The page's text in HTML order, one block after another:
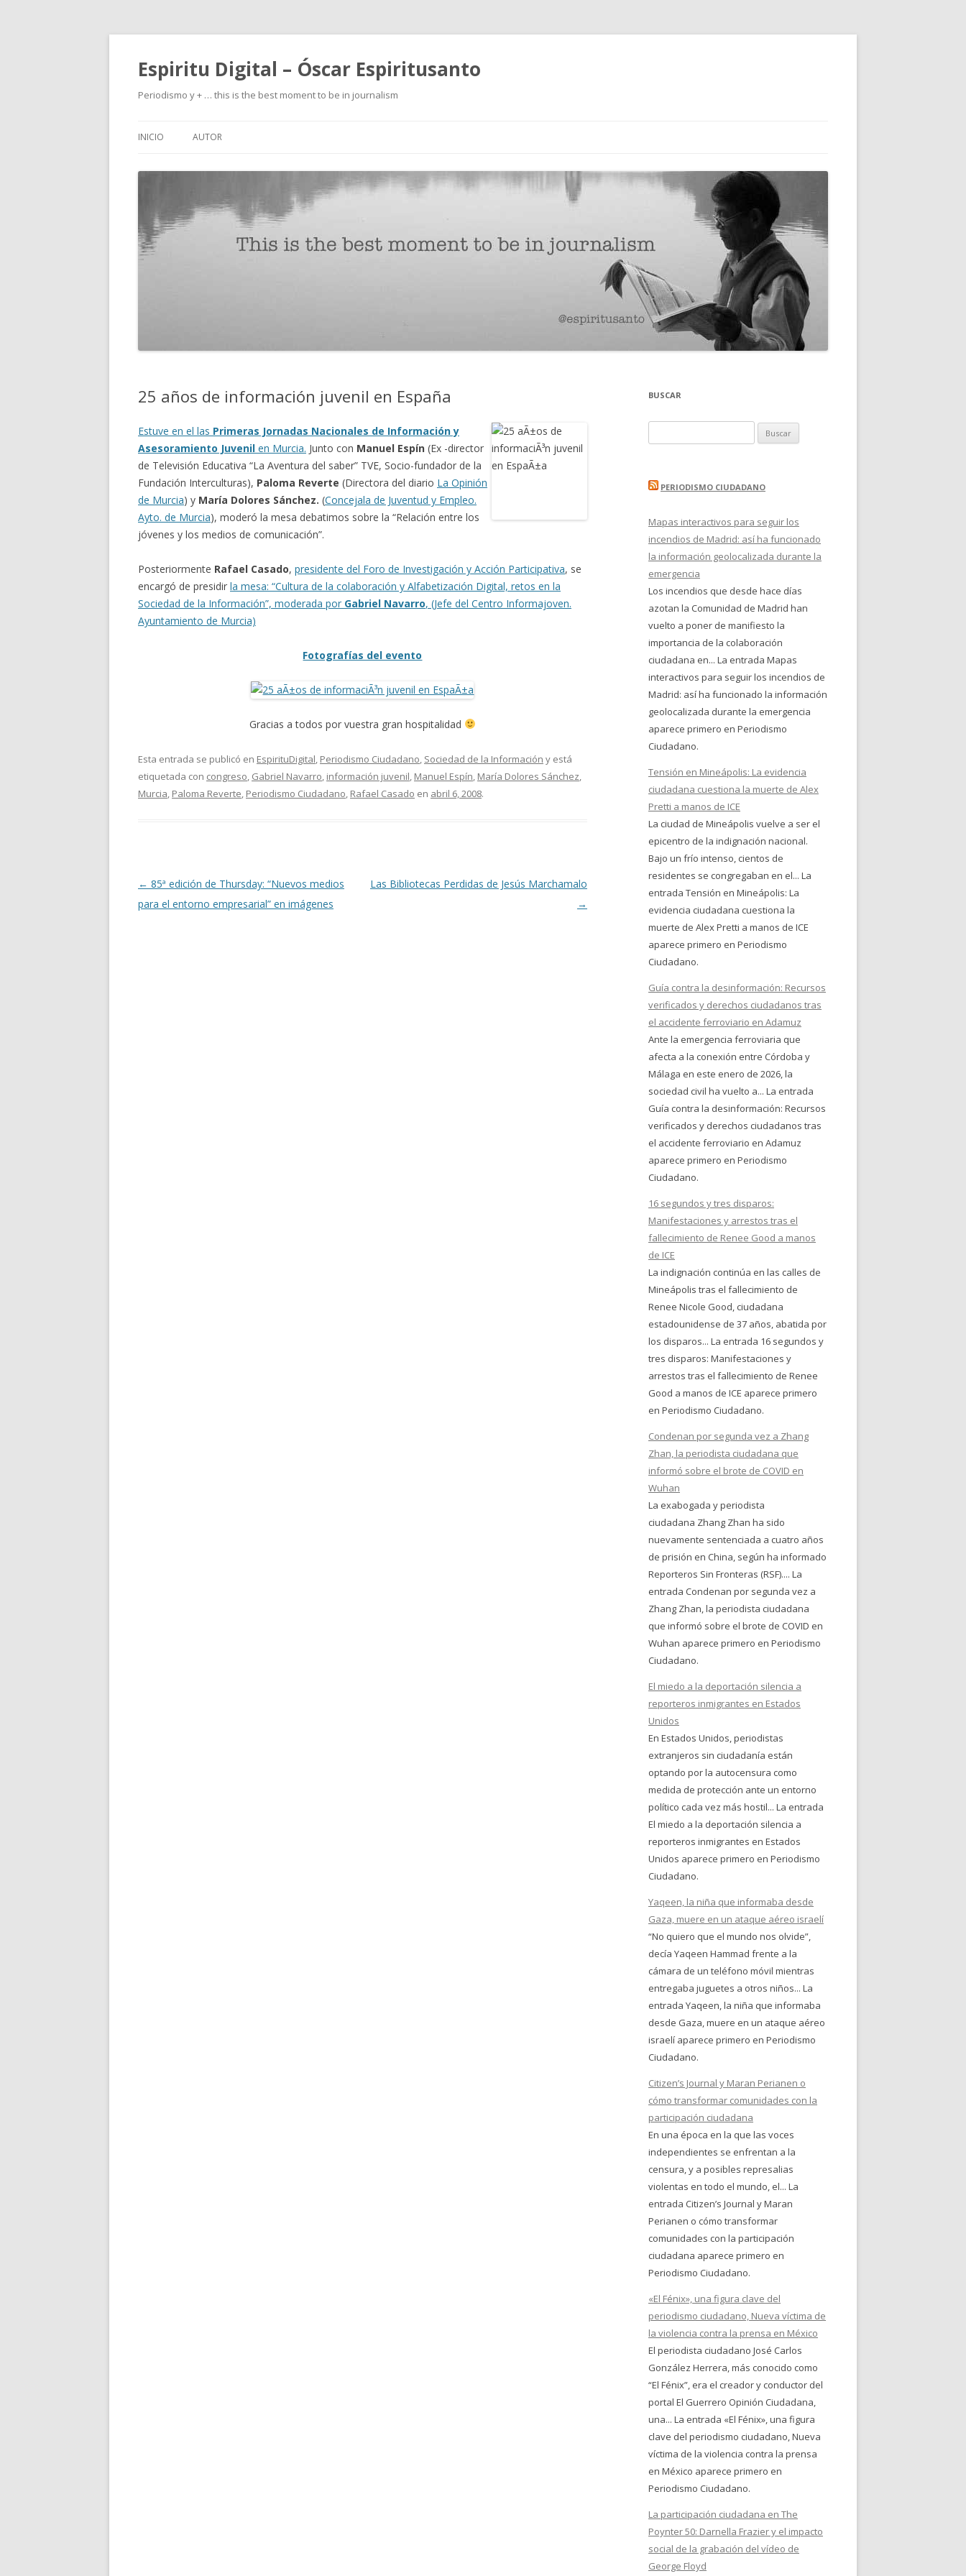
Espiritu Digital – Óscar Espiritusanto
Periodismo y + … this is the best moment to be in journalism
INICIO AUTOR
25 años de información juvenil en España
Estuve en el las Primeras Jornadas Nacionales de Información y
Asesoramiento Juvenil en Murcia. Junto con Manuel Espín (Ex -director
de Televisión Educativa “La Aventura del saber” TVE, Socio-fundador de la
Fundación Interculturas), Paloma Reverte (Directora del diario La Opinión
de Murcia) y María Dolores Sánchez. (Concejala de Juventud y Empleo.
Ayto. de Murcia), moderó la mesa debatimos sobre la “Relación entre los
jóvenes y los medios de comunicación”.
Posteriormente Rafael Casado, presidente del Foro de Investigación y Acción Participativa, se
encargó de presidir la mesa: “Cultura de la colaboración y Alfabetización Digital, retos en la
Sociedad de la Información”, moderada por Gabriel Navarro, (Jefe del Centro Informajoven.
Ayuntamiento de Murcia)
Fotografías del evento
Gracias a todos por vuestra gran hospitalidad
Esta entrada se publicó en EspirituDigital, Periodismo Ciudadano, Sociedad de la Información y está
etiquetada con congreso, Gabriel Navarro, información juvenil, Manuel Espín, María Dolores Sánchez,
Murcia, Paloma Reverte, Periodismo Ciudadano, Rafael Casado en abril 6, 2008.
Navegación
de
← 85ª edición de Thursday: “Nuevos medios
para el entorno empresarial” en imágenes
Las Bibliotecas Perdidas de Jesús Marchamalo
→
BUSCAR
PERIODISMO CIUDADANO
Mapas interactivos para seguir los
incendios de Madrid: así ha funcionado
la información geolocalizada durante la
emergencia
Los incendios que desde hace días
azotan la Comunidad de Madrid han
vuelto a poner de manifiesto la
importancia de la colaboración
ciudadana en... La entrada Mapas
interactivos para seguir los incendios de
Madrid: así ha funcionado la información
geolocalizada durante la emergencia
aparece primero en Periodismo
Ciudadano.
Tensión en Mineápolis: La evidencia
ciudadana cuestiona la muerte de Alex
Pretti a manos de ICE
La ciudad de Mineápolis vuelve a ser el
epicentro de la indignación nacional.
Bajo un frío intenso, cientos de
residentes se congregaban en el... La
entrada Tensión en Mineápolis: La
evidencia ciudadana cuestiona la
muerte de Alex Pretti a manos de ICE
aparece primero en Periodismo
Ciudadano.
Guía contra la desinformación: Recursos
verificados y derechos ciudadanos tras
el accidente ferroviario en Adamuz
Ante la emergencia ferroviaria que
afecta a la conexión entre Córdoba y
Málaga en este enero de 2026, la
sociedad civil ha vuelto a... La entrada
Guía contra la desinformación: Recursos
verificados y derechos ciudadanos tras
el accidente ferroviario en Adamuz
aparece primero en Periodismo
Ciudadano.
16 segundos y tres disparos:
Manifestaciones y arrestos tras el
fallecimiento de Renee Good a manos
de ICE
La indignación continúa en las calles de
Mineápolis tras el fallecimiento de
Renee Nicole Good, ciudadana
estadounidense de 37 años, abatida por
los disparos... La entrada 16 segundos y
tres disparos: Manifestaciones y
arrestos tras el fallecimiento de Renee
Good a manos de ICE aparece primero
en Periodismo Ciudadano.
Condenan por segunda vez a Zhang
Zhan, la periodista ciudadana que
informó sobre el brote de COVID en
Wuhan
La exabogada y periodista
ciudadana Zhang Zhan ha sido
nuevamente sentenciada a cuatro años
de prisión en China, según ha informado
Reporteros Sin Fronteras (RSF).... La
entrada Condenan por segunda vez a
Zhang Zhan, la periodista ciudadana
que informó sobre el brote de COVID en
Wuhan aparece primero en Periodismo
Ciudadano.
El miedo a la deportación silencia a
reporteros inmigrantes en Estados
Unidos
En Estados Unidos, periodistas
extranjeros sin ciudadanía están
optando por la autocensura como
medida de protección ante un entorno
político cada vez más hostil... La entrada
El miedo a la deportación silencia a
reporteros inmigrantes en Estados
Unidos aparece primero en Periodismo
Ciudadano.
Yaqeen, la niña que informaba desde
Gaza, muere en un ataque aéreo israelí
“No quiero que el mundo nos olvide”,
decía Yaqeen Hammad frente a la
cámara de un teléfono móvil mientras
entregaba juguetes a otros niños... La
entrada Yaqeen, la niña que informaba
desde Gaza, muere en un ataque aéreo
israelí aparece primero en Periodismo
Ciudadano.
Citizen’s Journal y Maran Perianen o
cómo transformar comunidades con la
participación ciudadana
En una época en la que las voces
independientes se enfrentan a la
censura, y a posibles represalias
violentas en todo el mundo, el... La
entrada Citizen’s Journal y Maran
Perianen o cómo transformar
comunidades con la participación
ciudadana aparece primero en
Periodismo Ciudadano.
«El Fénix», una figura clave del
periodismo ciudadano, Nueva víctima de
la violencia contra la prensa en México
El periodista ciudadano José Carlos
González Herrera, más conocido como
“El Fénix”, era el creador y conductor del
portal El Guerrero Opinión Ciudadana,
una... La entrada «El Fénix», una figura
clave del periodismo ciudadano, Nueva
víctima de la violencia contra la prensa
en México aparece primero en
Periodismo Ciudadano.
La participación ciudadana en The
Poynter 50: Darnella Frazier y el impacto
social de la grabación del vídeo de
George Floyd